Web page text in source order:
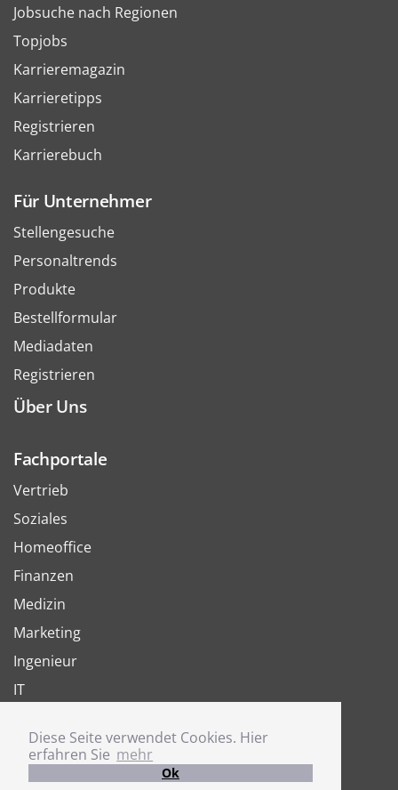
Diese Seite verwendet Cookies. Hier
erfahren Sie mehr
Ok
Jobsuche nach Regionen
Topjobs
Karrieremagazin
Karrieretipps
Registrieren
Karrierebuch
Für Unternehmer
Stellengesuche
Personaltrends
Produkte
Bestellformular
Mediadaten
Registrieren
Über Uns
Fachportale
Vertrieb
Soziales
Homeoffice
Finanzen
Medizin
Marketing
Ingenieur
IT
Joboter